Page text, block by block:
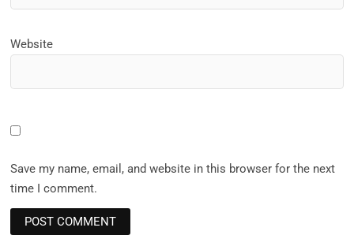
Website
Save my name, email, and website in this browser for the next
time I comment.